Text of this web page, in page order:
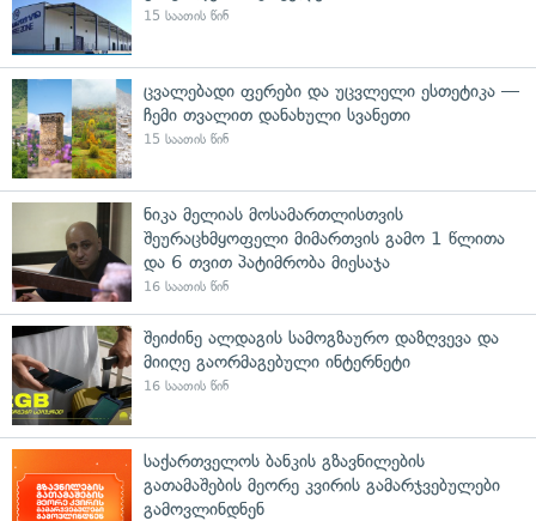
15 საათის წინ
ცვალებადი ფერები და უცვლელი ესთეტიკა —
ჩემი თვალით დანახული სვანეთი
15 საათის წინ
ნიკა მელიას მოსამართლისთვის
შეურაცხმყოფელი მიმართვის გამო 1 წლითა
და 6 თვით პატიმრობა მიესაჯა
16 საათის წინ
შეიძინე ალდაგის სამოგზაურო დაზღვევა და
მიიღე გაორმაგებული ინტერნეტი
16 საათის წინ
საქართველოს ბანკის გზავნილების
გათამაშების მეორე კვირის გამარჯვებულები
გამოვლინდნენ